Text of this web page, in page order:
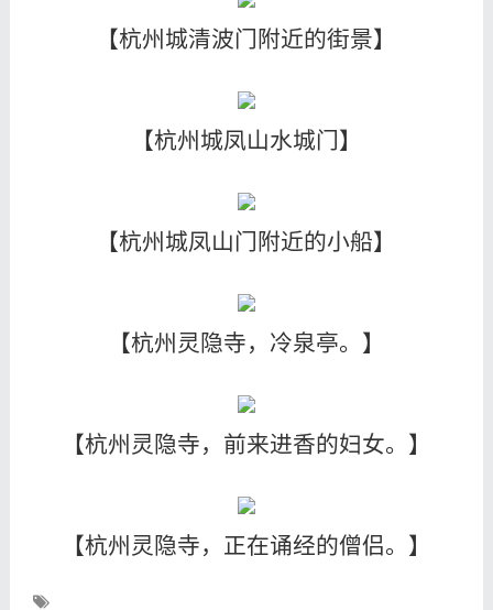
【杭州城清波门附近的街景】
【杭州城凤山水城门】
【杭州城凤山门附近的小船】
【杭州灵隐寺，冷泉亭。】
【杭州灵隐寺，前来进香的妇女。】
【杭州灵隐寺，正在诵经的僧侣。】